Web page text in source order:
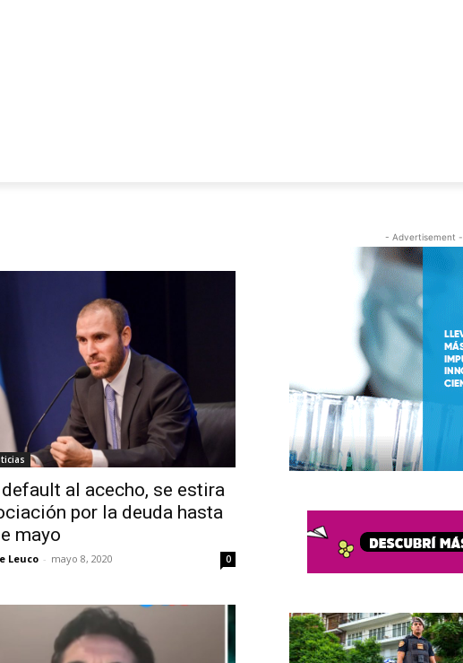
al acecho, se estira
por la deuda hasta
mayo
Leuco - mayo 8, 2020 0
- Advertisement -